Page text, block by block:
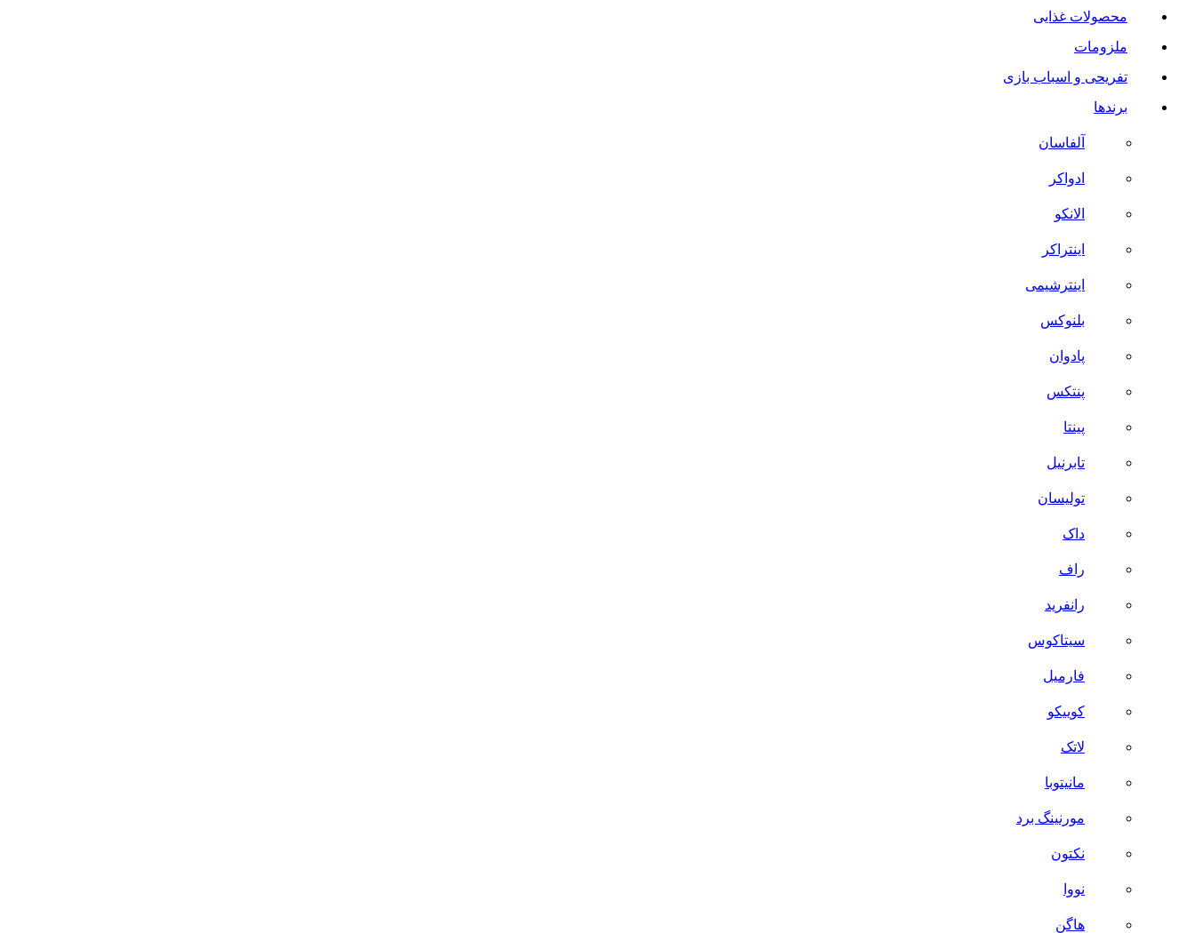
محصولات غذایی
ملزومات
تفریحی و اسباب بازی
برندها
آلفاسان
ادواکر
الانکو
اینتراکر
اینترشیمی
بلنوکس
پادوان
پنتکس
پینتا
تابرنیل
تولیسان
داک
راف
رانفرید
سیتاکوس
فارمیل
کوییکو
لاتک
مانیتوبا
مورنینگ برد
نکتون
نووا
هاگن